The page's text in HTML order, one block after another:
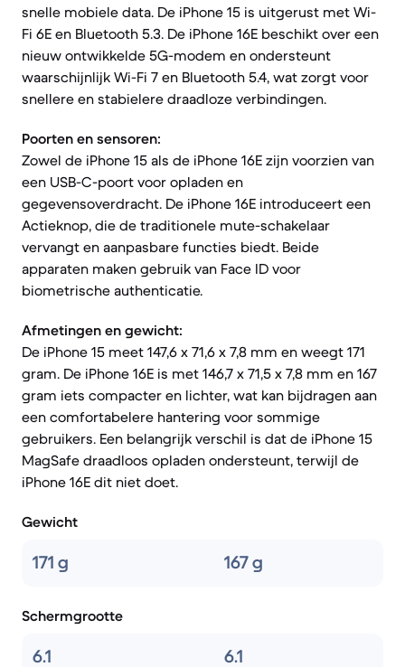
snelle mobiele data. De iPhone 15 is uitgerust met Wi-
Fi 6E en Bluetooth 5.3. De iPhone 16E beschikt over een
nieuw ontwikkelde 5G-modem en ondersteunt
waarschijnlijk Wi-Fi 7 en Bluetooth 5.4, wat zorgt voor
snellere en stabielere draadloze verbindingen.
Poorten en sensoren:
Zowel de iPhone 15 als de iPhone 16E zijn voorzien van
een USB-C-poort voor opladen en
gegevensoverdracht. De iPhone 16E introduceert een
Actieknop, die de traditionele mute-schakelaar
vervangt en aanpasbare functies biedt. Beide
apparaten maken gebruik van Face ID voor
biometrische authenticatie.
Afmetingen en gewicht:
De iPhone 15 meet 147,6 x 71,6 x 7,8 mm en weegt 171
gram. De iPhone 16E is met 146,7 x 71,5 x 7,8 mm en 167
gram iets compacter en lichter, wat kan bijdragen aan
een comfortabelere hantering voor sommige
gebruikers. Een belangrijk verschil is dat de iPhone 15
MagSafe draadloos opladen ondersteunt, terwijl de
iPhone 16E dit niet doet.
Gewicht
171 g 167 g
Schermgrootte
6.1 6.1